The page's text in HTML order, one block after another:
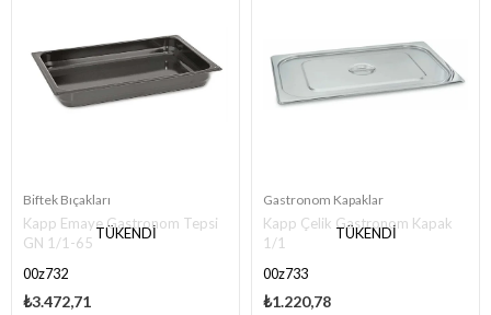
TÜKENDI
Biftek Bıçakları
Kapp Emaye Gastronom Tepsi
GN 1/1-65
00z732
₺3.472,71
TÜKENDI
Gastronom Kapaklar
Kapp Çelik Gastronom Kapak
1/1
00z733
₺1.220,78